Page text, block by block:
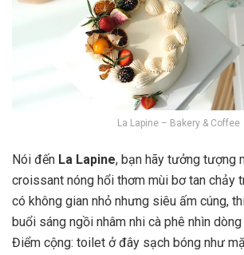
La Lapine – Bakery & Coffee
Nói đến La Lapine, bạn hãy tưởng tượng
croissant nóng hổi thơm mùi bơ tan chảy
có không gian nhỏ nhưng siêu ấm cúng,
buổi sáng ngồi nhâm nhi cà phê nhìn
Điểm cộng: toilet ở đây sạch bóng như